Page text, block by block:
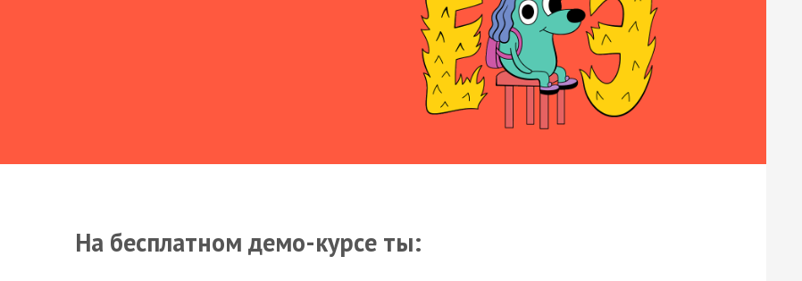
На бесплатном демо-курсе ты: